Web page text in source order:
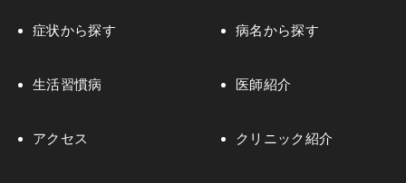
症状から探す 病名から探す
生活習慣病 医師紹介
アクセス クリニック紹介